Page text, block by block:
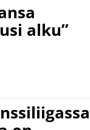
alku”